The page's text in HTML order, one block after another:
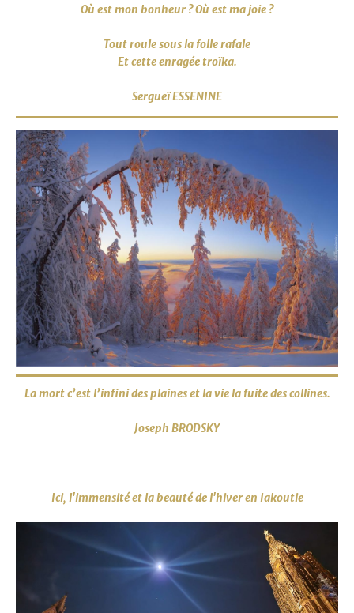
Où est mon bonheur ? Où est ma joie ?
Tout roule sous la folle rafale
Et cette enragée troïka.
Sergueï ESSENINE
La mort c’est l’infini des plaines et la vie la fuite des collines.
Joseph BRODSKY
Ici, l'immensité et la beauté de l'hiver en Iakoutie